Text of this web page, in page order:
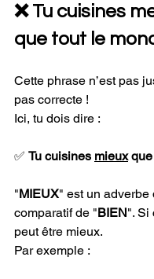
❌ Tu cuisines
que tout le
Cette phrase n’est pas
pas correcte !
Ici, tu dois dire :
✅ Tu cuisines mieux que
"MIEUX" est un adverbe
comparatif de "BIEN". Si
peut être mieux.
Par exemple :